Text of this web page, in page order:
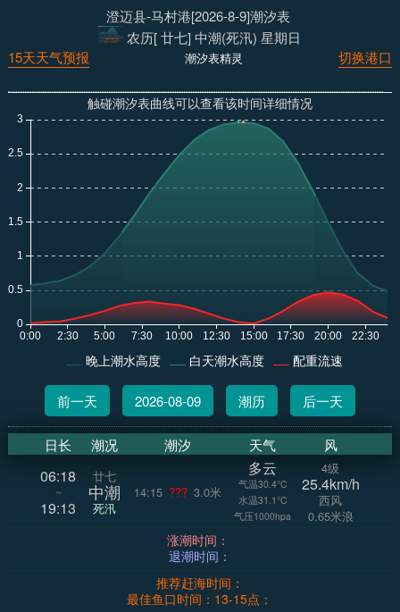
澄迈县-马村港[2026-8-9]潮汐表
农历[ 廿七] 中潮(死汛) 星期日
切换港口
潮汐表精灵
15天天气预报
触碰潮汐表曲线可以查看该时间详细情况
晚上潮水高度 白天潮水高度 配重流速
前一天 2026-08-09 潮历 后一天
日长 潮况 潮汐 天气 风
06:18
~
19:13
廿七
中潮
死汛
14:15 ??? 3.0米
多云
气温30.4°C
水温31.1°C
气压1000hpa
4级
25.4km/h
西风
0.65米浪
涨潮时间：
退潮时间：
推荐赶海时间：
最佳鱼口时间：13-15点；